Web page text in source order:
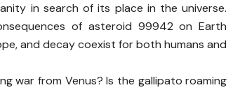
in search of its place in the universe.
of asteroid 99942 on Earth
and decay coexist for both humans and
war from Venus? Is the gallipato roaming